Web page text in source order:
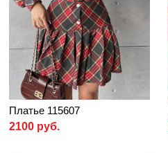
Платье 115607
2100 руб.